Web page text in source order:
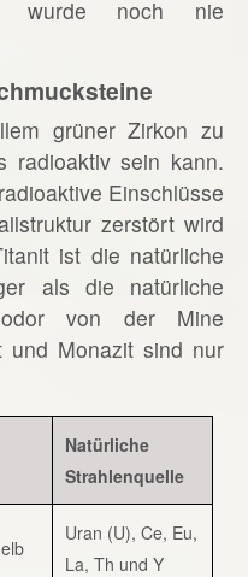
wurde noch nie
grüner Zirkon zu
radioaktiv sein kann.
Einschlüsse
zerstört wird
ist die natürliche
als die natürliche
von der Mine
und Monazit sind nur
Natürliche
Strahlenquelle
Uran (U), Ce, Eu,
La, Th und Y